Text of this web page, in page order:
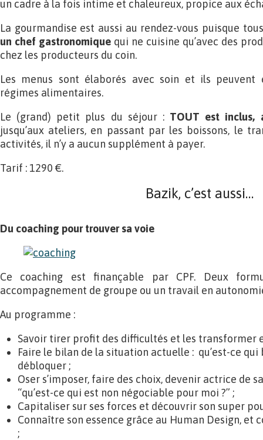
un cadre à la fois intime et chaleureux, propice aux
La gourmandise est aussi au rendez-vous puisque
un chef gastronomique qui ne cuisine qu’avec des
chez les producteurs du coin.
Les menus sont élaborés avec soin et ils peuvent
régimes alimentaires.
Le (grand) petit plus du séjour : TOUT est inclus,
jusqu’aux ateliers, en passant par les boissons, le
activités, il n’y a aucun supplément à payer.
Tarif : 1290 €.
Bazik, c’est aussi…
Du coaching pour trouver sa voie
Ce coaching est finançable par CPF. Deux
accompagnement de groupe ou un travail en
Au programme :
Savoir tirer profit des difficultés et les transformer
Faire le bilan de la situation actuelle : qu’est-ce
débloquer ;
Oser s’imposer, faire des choix, devenir actrice de
“qu’est-ce qui est non négociable pour moi ?” ;
Capitaliser sur ses forces et découvrir son super
Connaître son essence grâce au Human Design, et
;